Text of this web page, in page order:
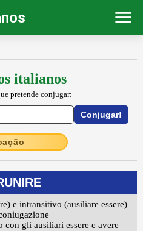
italianos
pretende conjugar:
e intransitivo (ausiliare essere)
gli ausiliari essere e avere